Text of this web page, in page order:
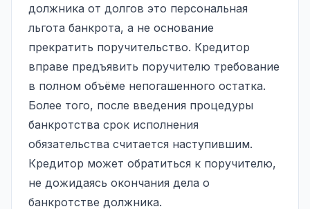
должника от долгов это персональная
льгота банкрота, а не основание
прекратить поручительство. Кредитор
вправе предъявить поручителю требование
в полном объёме непогашенного остатка.
Более того, после введения процедуры
банкротства срок исполнения
обязательства считается наступившим.
Кредитор может обратиться к поручителю,
не дожидаясь окончания дела о
банкротстве должника.